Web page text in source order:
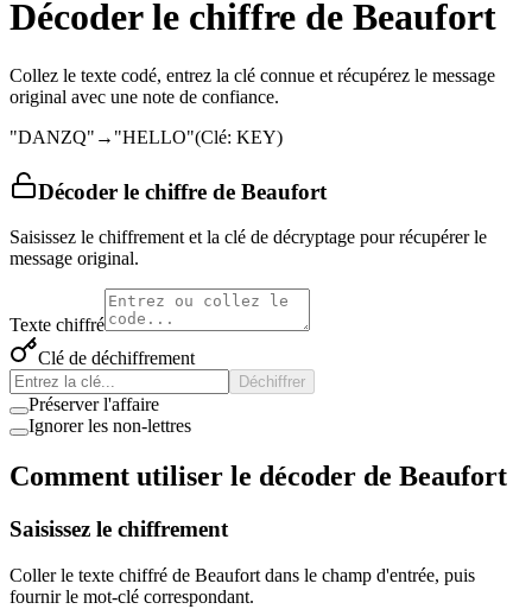
Décoder le chiffre de Beaufort
Collez le texte codé, entrez la clé connue et récupérez le message
original avec une note de confiance.
"DANZQ" → "HELLO"(Clé: KEY)
Décoder le chiffre de Beaufort
Saisissez le chiffrement et la clé de décryptage pour récupérer le
message original.
Texte chiffré
Clé de déchiffrement
Déchiffrer
Préserver l'affaire
Ignorer les non-lettres
Comment utiliser le décoder de Beaufort
Saisissez le chiffrement
Coller le texte chiffré de Beaufort dans le champ d'entrée, puis
fournir le mot-clé correspondant.